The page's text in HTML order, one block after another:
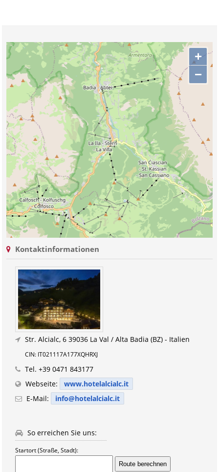
+
−
Kontaktinformationen
Str. Alcialc, 6 39036 La Val / Alta Badia (BZ) - Italien
CIN: IT021117A177XQHRXJ
Tel.+39 0471 843177
Webseite:
www.hotelalcialc.it
E-Mail:
info@hotelalcialc.it
So erreichen Sie uns:
Startort (Straße, Stadt):